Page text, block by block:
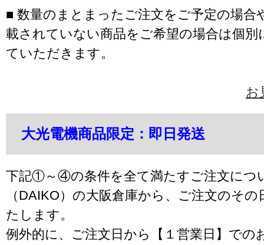
■ 数量のまとまったご注文をご予定の場合
載されていない商品をご希望の場合は個別
ていただきます。
お
大光電機商品限定：即日発送
下記①～④の条件を全て満たすご注文につ
（DAIKO）の大阪倉庫から、ご注文のそ
たします。
例外的に、ご注文日から【１営業日】での